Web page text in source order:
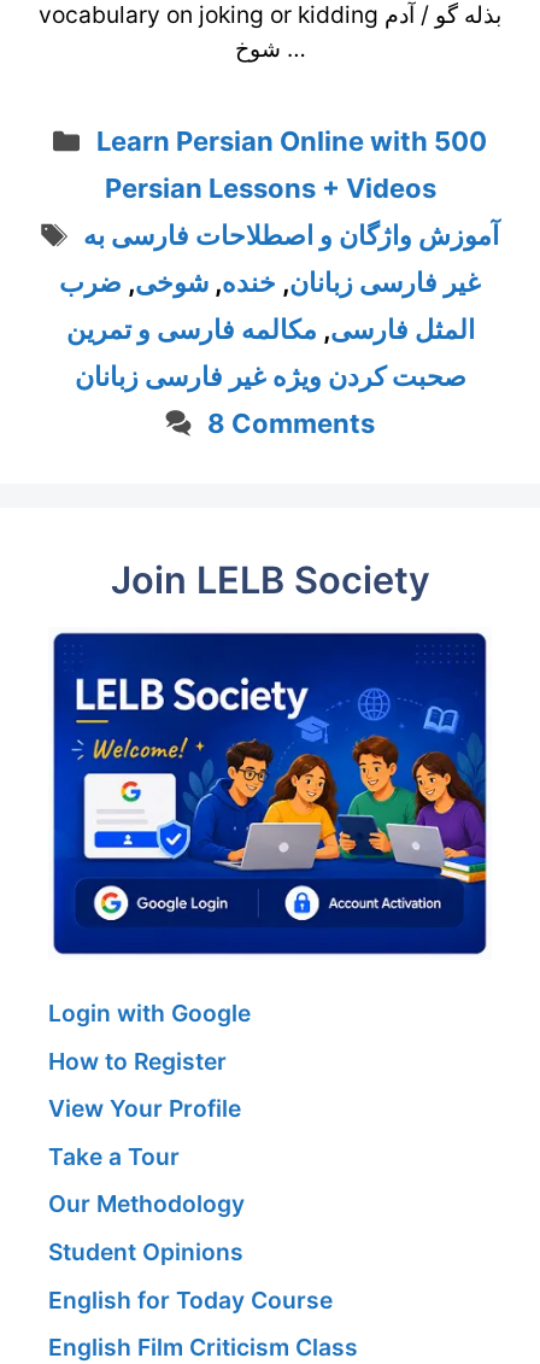
vocabulary on joking or kidding بذله گو / آدم
شوخ …
Categories
Learn Persian Online with 500
Persian Lessons + Videos
Tags
آموزش واژگان و اصطلاحات فارسی به
غیر فارسی زبانان, خنده, شوخی, ضرب
المثل فارسی, مکالمه فارسی و تمرین
صحبت کردن ویژه غیر فارسی زبانان
8 Comments
Join LELB Society
Login with Google
How to Register
View Your Profile
Take a Tour
Our Methodology
Student Opinions
English for Today Course
English Film Criticism Class